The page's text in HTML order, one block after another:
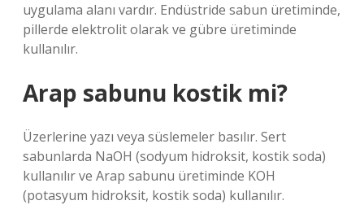
uygulama alanı vardır. Endüstride sabun üretiminde,
pillerde elektrolit olarak ve gübre üretiminde
kullanılır.
Arap sabunu kostik mi?
Üzerlerine yazı veya süslemeler basılır. Sert
sabunlarda NaOH (sodyum hidroksit, kostik soda)
kullanılır ve Arap sabunu üretiminde KOH
(potasyum hidroksit, kostik soda) kullanılır.